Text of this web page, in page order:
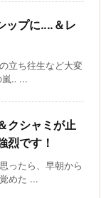
ップに‥‥＆レ
立ち往生など大変
嵐‥ ...
クシャミが止
烈です！
ったら、早朝から
めた ...